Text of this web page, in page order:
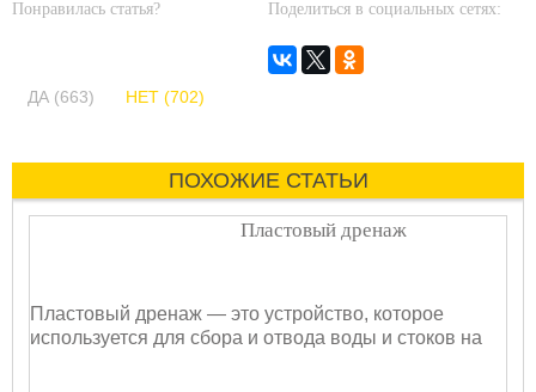
Понравилась статья?
ДА (663) НЕТ (702)
Поделиться в социальных сетях:
ПОХОЖИЕ СТАТЬИ
Пластовый дренаж
Пластовый дренаж — это устройство, которое
используется для сбора и отвода воды и стоков на